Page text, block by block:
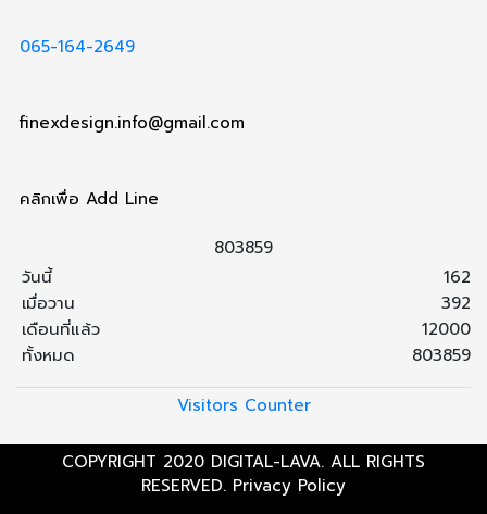
065-164-2649
finexdesign.info@gmail.com
คลิกเพื่อ Add Line
803859
วันนี้
เมื่อวาน
เดือนที่แล้ว
ทั้งหมด
162
392
12000
803859
Visitors Counter
COPYRIGHT 2020 DIGITAL-LAVA. ALL RIGHTS
RESERVED. Privacy Policy